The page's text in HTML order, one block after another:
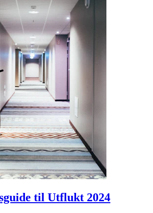
til Utflukt 2024